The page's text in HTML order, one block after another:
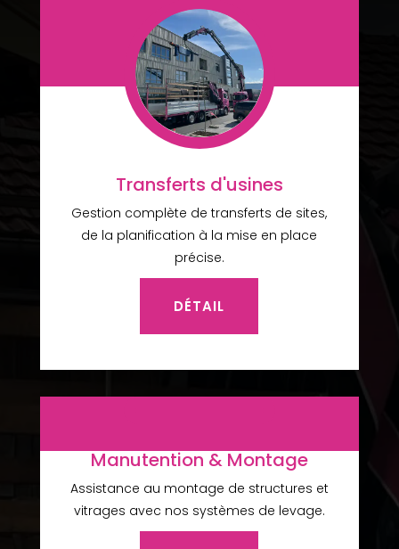
Transferts d'usines
Gestion complète de transferts de sites,
de la planification à la mise en place
précise.
DÉTAIL
Manutention & Montage
Assistance au montage de structures et
vitrages avec nos systèmes de levage.